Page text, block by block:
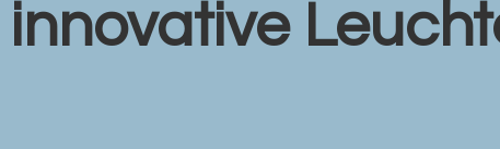
innovative